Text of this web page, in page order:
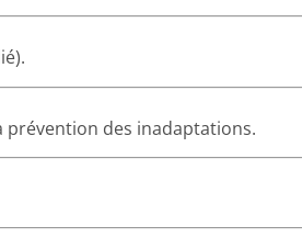
prévention des inadaptations.